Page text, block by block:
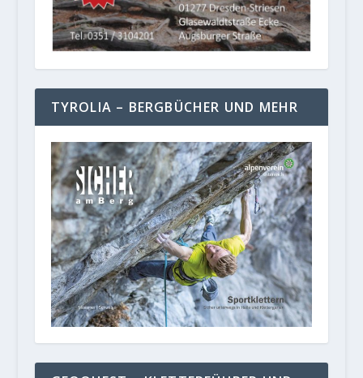
TYROLIA – BERGBÜCHER UND MEHR